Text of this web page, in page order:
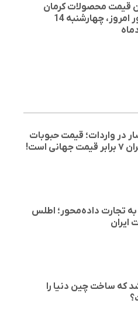
قیمت محصولات کرمان
موتور امروز، چهارشنبه 14
در واردات؛ قیمت حبوبات
جهانی است!
به تجارت داده‌محور؛ اطلس
ایران
که ساخت چین دنیا را